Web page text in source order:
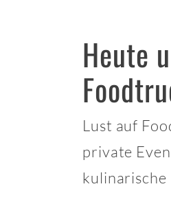
Heute
Lust auf
private
kulinarische